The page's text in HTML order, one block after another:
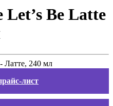
Be Latte
лист